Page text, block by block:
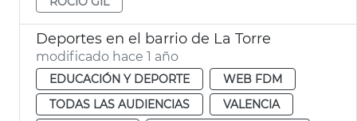
Deportes en el barrio de La Torre
modificado hace 1 año
EDUCACIÓN Y DEPORTE
WEB FDM
TODAS LAS AUDIENCIAS
VALENCIA